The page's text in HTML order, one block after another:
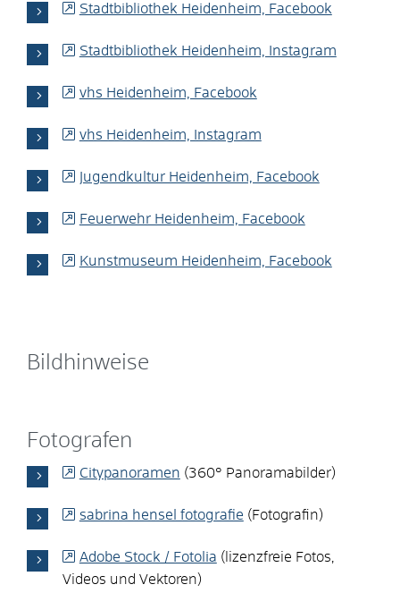
Stadtbibliothek Heidenheim, Facebook
Stadtbibliothek Heidenheim, Instagram
vhs Heidenheim, Facebook
vhs Heidenheim, Instagram
Jugendkultur Heidenheim, Facebook
Feuerwehr Heidenheim, Facebook
Kunstmuseum Heidenheim, Facebook
Bildhinweise
Fotografen
Citypanoramen (360° Panoramabilder)
sabrina hensel fotografie (Fotografin)
Adobe Stock / Fotolia (lizenzfreie Fotos,
Videos und Vektoren)